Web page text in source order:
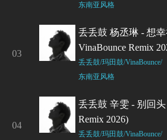
东南亚风格
03
丢丢鼓 杨丞琳 - 想
VinaBounce Remix
丢丢鼓/玛田鼓/VinaBounce/
东南亚风格
04
丢丢鼓 辛雯 - 别回
Remix 2026)
丢丢鼓/玛田鼓/VinaBounce/